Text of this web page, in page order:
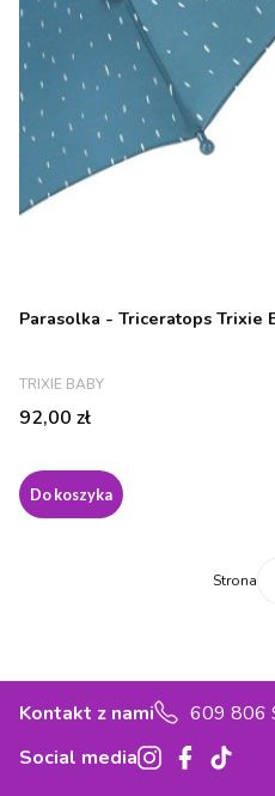
Parasolka - Triceratops Trixie
PRODUCENT
TRIXIE BABY
Cena
92,00 zł
Do koszyka
Strona
Kontakt z nami 609 806
Social media